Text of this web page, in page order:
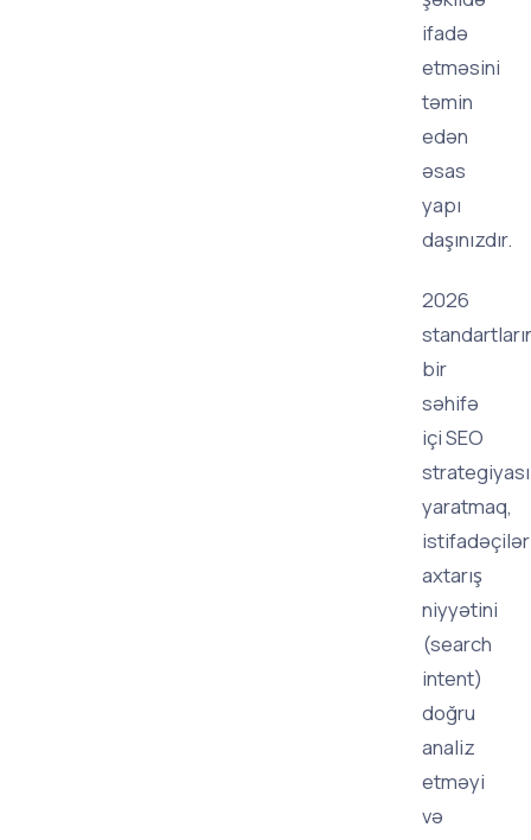
ifadə
etməsini
təmin
edən
əsas
yapı
daşınızdır.
2026
bir
səhifə
içi SEO
strategiyası
yaratmaq,
axtarış
niyyətini
(search
intent)
doğru
analiz
etməyi
və